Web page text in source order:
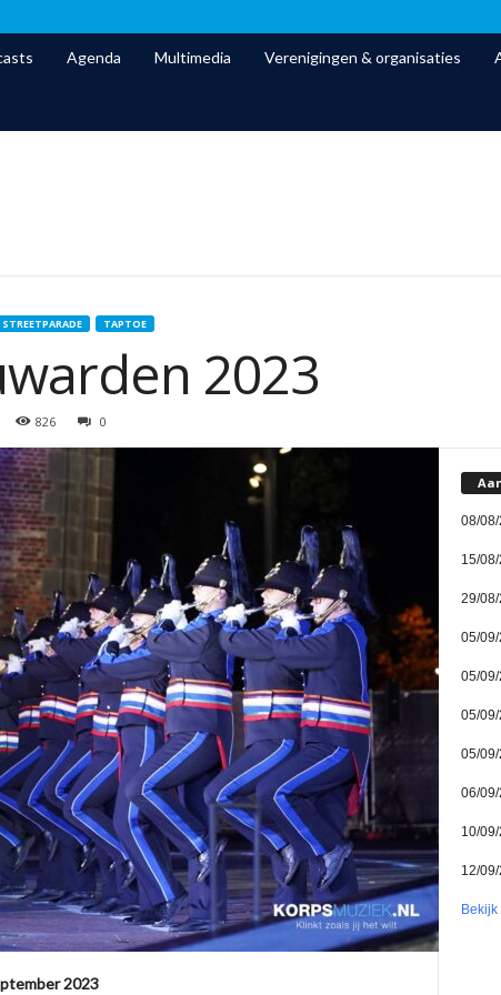
Agenda Multimedia Verenigingen & organisaties
STREETPARADE TAPTOE
2023
826 0
2023
08/
15/
29/
05/
05/
05/
05/
06/
10/
12/